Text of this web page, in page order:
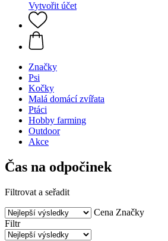
Vytvořit účet
Značky
Psi
Kočky
Malá domácí zvířata
Ptáci
Hobby farming
Outdoor
Akce
Čas na odpočinek
Filtrovat a seřadit
Cena Značky
Filtr